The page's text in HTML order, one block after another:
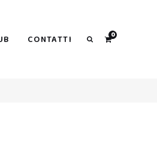
CONTATTI 0